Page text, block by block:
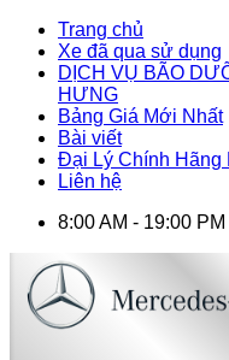
Trang chủ
Xe đã qua sử dụng
DỊCH VỤ BÃO
HƯNG
Bảng Giá Mới Nhất
Bài viết
Đại Lý Chính Hãng
Liên hệ
8:00 AM - 19:00 PM